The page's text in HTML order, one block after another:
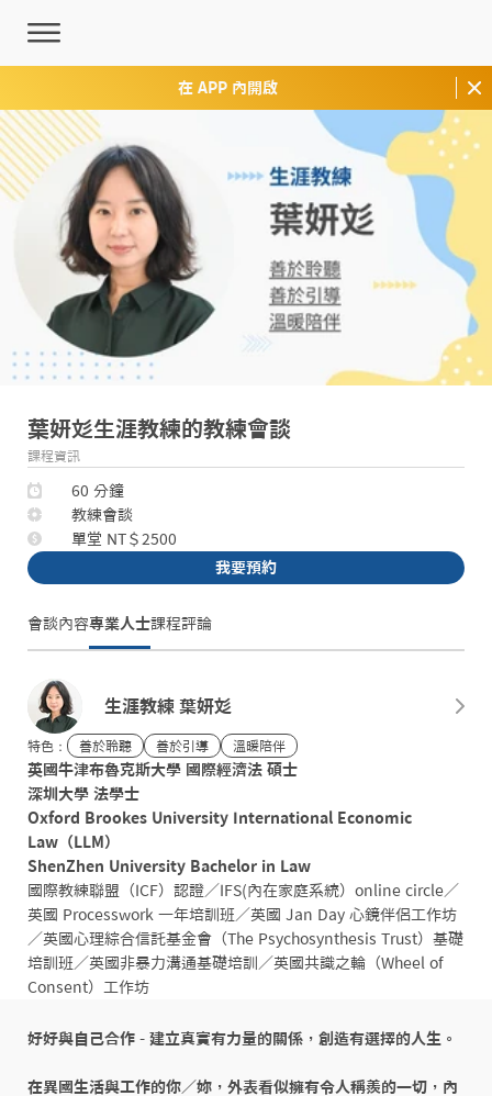
在 APP 內開啟
葉妍彣生涯教練的教練會談
課程資訊
60 分鐘
教練會談
單堂 NT＄2500
我要預約
會談內容專業人士課程評論
生涯教練 葉妍彣
特色： 善於聆聽 善於引導 溫暖陪伴
英國牛津布魯克斯大學 國際經濟法 碩士
深圳大學 法學士
Oxford Brookes University International Economic
Law（LLM）
ShenZhen University Bachelor in Law
國際教練聯盟（ICF）認證／IFS(內在家庭系統）online circle／
英國 Processwork 一年培訓班／英國 Jan Day 心鏡伴侶工作坊
／英國心理綜合信託基金會（The Psychosynthesis Trust）基礎
培訓班／英國非暴力溝通基礎培訓／英國共識之輪（Wheel of
Consent）工作坊
好好與自己合作 - 建立真實有力量的關係，創造有選擇的人生。
在異國生活與工作的你／妳，外表看似擁有令人稱羨的一切，內